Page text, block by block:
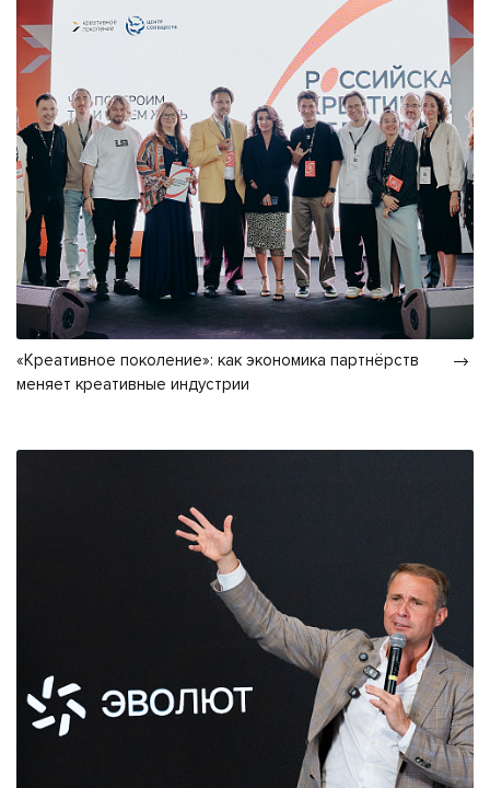
«Креативное поколение»: как экономика партнёрств
меняет креативные индустрии